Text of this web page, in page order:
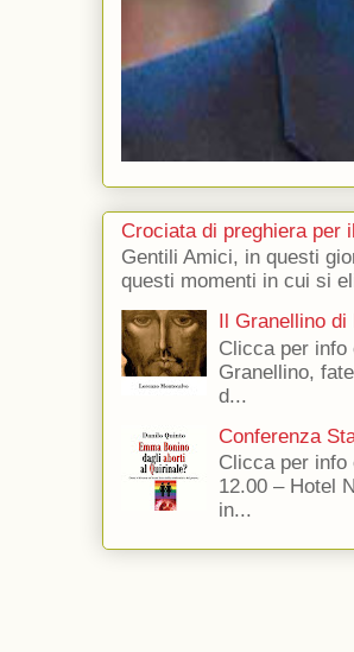
Crociata di preghiera per
Gentili Amici, in questi
questi momenti in cui si
Il Granellino
Clicca per
Granellino,
d...
Conferenza
Clicca per info
12.00 – Hotel
in...